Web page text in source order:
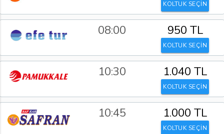
KOLTUK SEÇİN
08:00 950 TL
KOLTUK SEÇİN
10:30 1.040 TL
KOLTUK SEÇİN
10:45 1.000 TL
KOLTUK SEÇİN